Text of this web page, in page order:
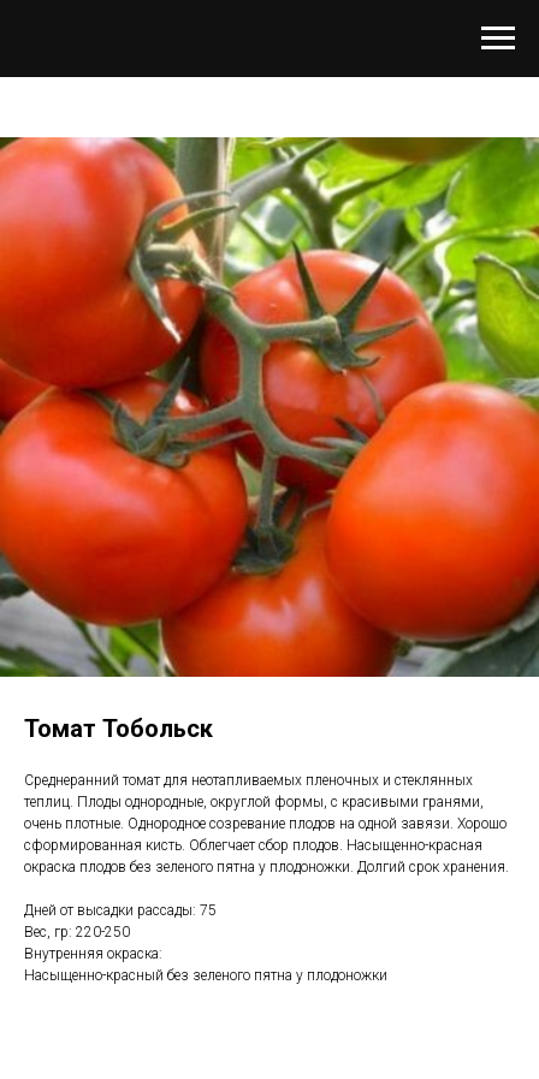
Томат Тобольск
Среднеранний томат для неотапливаемых пленочных и стеклянных
теплиц. Плоды однородные, округлой формы, с красивыми гранями,
очень плотные. Однородное созревание плодов на одной завязи. Хорошо
сформированная кисть. Облегчает сбор плодов. Насыщенно-красная
окраска плодов без зеленого пятна у плодоножки. Долгий срок хранения.
Дней от высадки рассады: 75
Вес, гр: 220-250
Внутренняя окраска:
Насыщенно-красный без зеленого пятна у плодоножки